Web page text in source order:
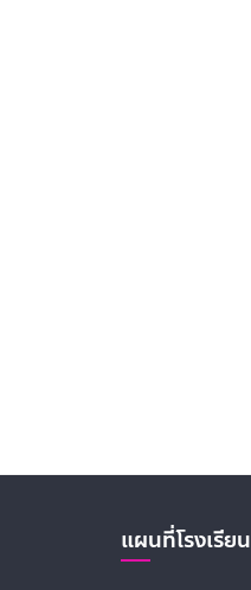
แผนที่โรงเรียน